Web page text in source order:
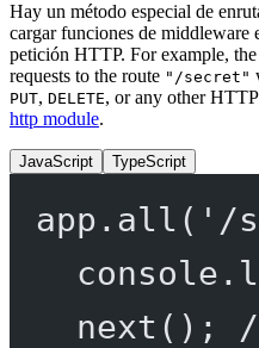
Hay un método especial de
cargar funciones de middleware
petición HTTP. For example,
requests to the route "/secret"
PUT, DELETE, or any other
http module.
JavaScript TypeScript
app. all ( '/
console.
next ();